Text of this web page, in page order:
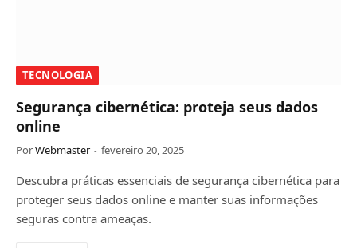
TECNOLOGIA
Segurança cibernética: proteja seus dados
online
PorWebmaster fevereiro 20, 2025
Descubra práticas essenciais de segurança cibernética para
proteger seus dados online e manter suas informações
seguras contra ameaças.